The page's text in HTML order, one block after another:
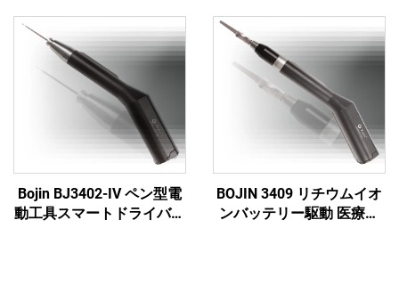
Bojin BJ3402-IV ペン型電
動工具スマートドライバー
BOJIN 3409 リチウムイオ
ンバッテリー駆動 医療用